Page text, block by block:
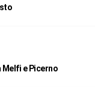
Melfi e Picerno